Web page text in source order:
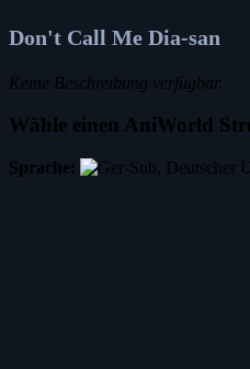
Don't Call Me Dia-san
Keine Beschreibung verfügbar.
Wähle einen AniWorld
Sprache: